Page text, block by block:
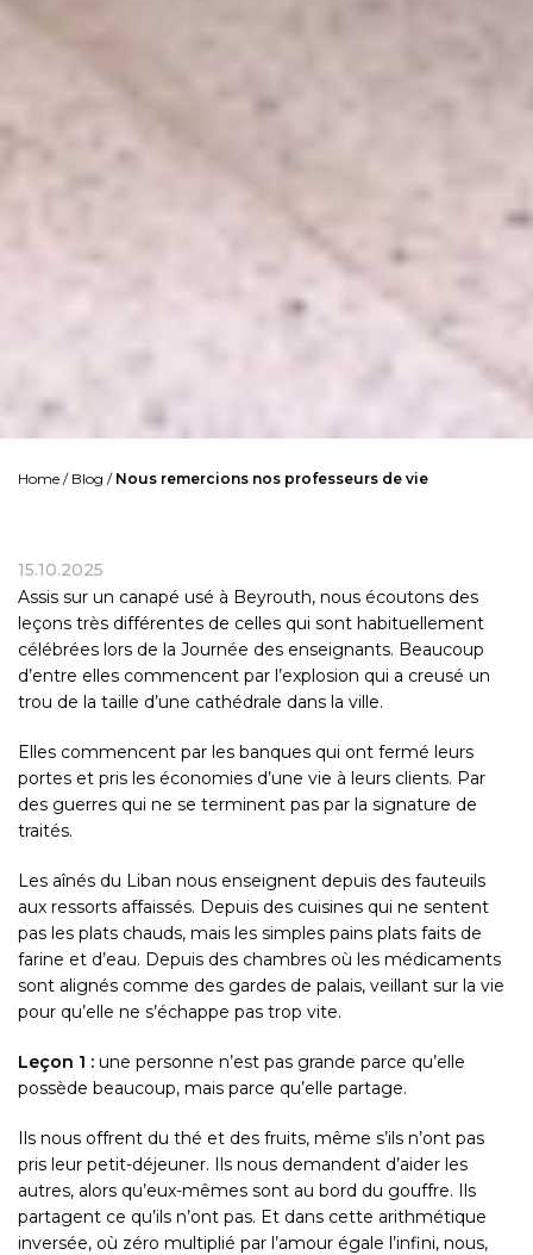
Home / Blog / Nous remercions nos professeurs de vie
15.10.2025
Assis sur un canapé usé à Beyrouth, nous écoutons des
leçons très différentes de celles qui sont habituellement
célébrées lors de la Journée des enseignants. Beaucoup
d’entre elles commencent par l’explosion qui a creusé un
trou de la taille d’une cathédrale dans la ville.
Elles commencent par les banques qui ont fermé leurs
portes et pris les économies d’une vie à leurs clients. Par
des guerres qui ne se terminent pas par la signature de
traités.
Les aînés du Liban nous enseignent depuis des fauteuils
aux ressorts affaissés. Depuis des cuisines qui ne sentent
pas les plats chauds, mais les simples pains plats faits de
farine et d’eau. Depuis des chambres où les médicaments
sont alignés comme des gardes de palais, veillant sur la vie
pour qu’elle ne s’échappe pas trop vite.
Leçon 1 : une personne n’est pas grande parce qu’elle
possède beaucoup, mais parce qu’elle partage.
Ils nous offrent du thé et des fruits, même s’ils n’ont pas
pris leur petit-déjeuner. Ils nous demandent d’aider les
autres, alors qu’eux-mêmes sont au bord du gouffre. Ils
partagent ce qu’ils n’ont pas. Et dans cette arithmétique
inversée, où zéro multiplié par l’amour égale l’infini, nous,